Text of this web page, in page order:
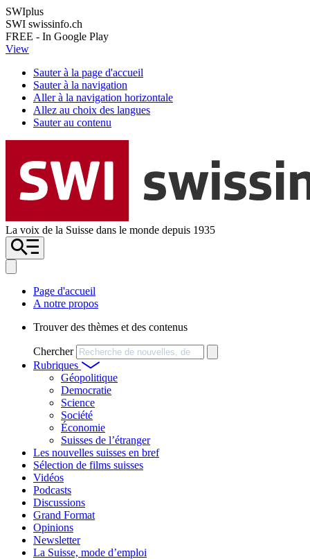
SWIplus
SWI swissinfo.ch
FREE - In Google Play
View
Sauter à la page d'accueil
Sauter à la navigation
Aller à la navigation horizontale
Allez au choix des langues
Sauter au contenu
La voix de la Suisse dans le monde depuis 1935
Page d'accueil
A notre propos
Trouver des thèmes et des contenus
Chercher
Rubriques
Géopolitique
Democratie
Science
Société
Économie
Suisses de l’étranger
Les nouvelles suisses en bref
Sélection de films suisses
Vidéos
Podcasts
Discussions
Grand Format
Opinions
Newsletter
La Suisse, mode d’emploi